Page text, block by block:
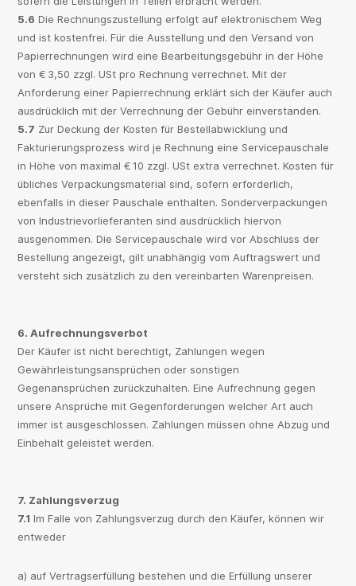
5.6 Die Rechnungszustellung erfolgt auf elektronischem Weg
und ist kostenfrei. Für die Ausstellung und den Versand von
Papierrechnungen wird eine Bearbeitungsgebühr in der Höhe
von € 3,50 zzgl. USt pro Rechnung verrechnet. Mit der
Anforderung einer Papierrechnung erklärt sich der Käufer auch
ausdrücklich mit der Verrechnung der Gebühr einverstanden.
5.7 Zur Deckung der Kosten für Bestellabwicklung und
Fakturierungsprozess wird je Rechnung eine Servicepauschale
in Höhe von maximal € 10 zzgl. USt extra verrechnet. Kosten für
übliches Verpackungsmaterial sind, sofern erforderlich,
ebenfalls in dieser Pauschale enthalten. Sonderverpackungen
von Industrievorlieferanten sind ausdrücklich hiervon
ausgenommen. Die Servicepauschale wird vor Abschluss der
Bestellung angezeigt, gilt unabhängig vom Auftragswert und
versteht sich zusätzlich zu den vereinbarten Warenpreisen.
6. Aufrechnungsverbot
Der Käufer ist nicht berechtigt, Zahlungen wegen
Gewährleistungsansprüchen oder sonstigen
Gegenansprüchen zurückzuhalten. Eine Aufrechnung gegen
unsere Ansprüche mit Gegenforderungen welcher Art auch
immer ist ausgeschlossen. Zahlungen müssen ohne Abzug und
Einbehalt geleistet werden.
7. Zahlungsverzug
7.1 Im Falle von Zahlungsverzug durch den Käufer, können wir
entweder
a) auf Vertragserfüllung bestehen und die Erfüllung unserer